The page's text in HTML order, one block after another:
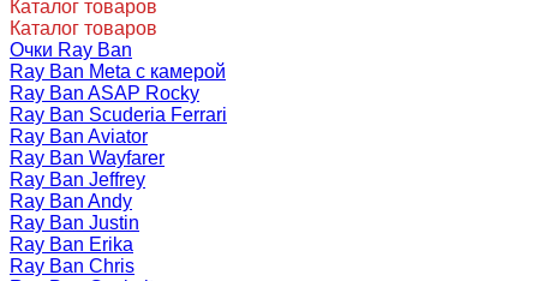
Каталог товаров
Каталог товаров
Очки Ray Ban
Ray Ban Meta с камерой
Ray Ban ASAP Rocky
Ray Ban Scuderia Ferrari
Ray Ban Aviator
Ray Ban Wayfarer
Ray Ban Jeffrey
Ray Ban Andy
Ray Ban Justin
Ray Ban Erika
Ray Ban Chris